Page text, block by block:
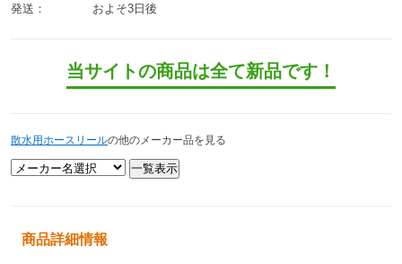
発送： およそ3日後
当サイトの商品は全て新品です！
散水用ホースリールの他のメーカー品を見る
商品詳細情報